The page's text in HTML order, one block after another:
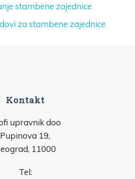
stambene zajednice
za stambene zajednice
Kontakt
upravnik doo
Pupinova 19,
11000
Tel: